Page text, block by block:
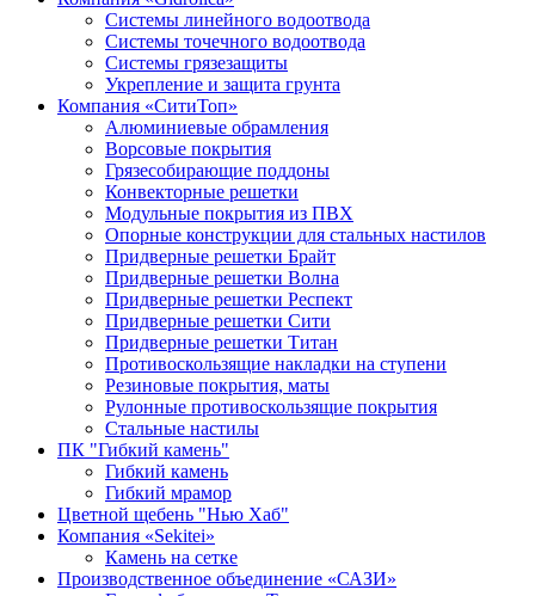
Системы линейного водоотвода
Системы точечного водоотвода
Системы грязезащиты
Укрепление и защита грунта
Компания «СитиТоп»
Алюминиевые обрамления
Ворсовые покрытия
Грязесобирающие поддоны
Конвекторные решетки
Модульные покрытия из ПВХ
Опорные конструкции для стальных настилов
Придверные решетки Брайт
Придверные решетки Волна
Придверные решетки Респект
Придверные решетки Сити
Придверные решетки Титан
Противоскользящие накладки на ступени
Резиновые покрытия, маты
Рулонные противоскользящие покрытия
Стальные настилы
ПК "Гибкий камень"
Гибкий камень
Гибкий мрамор
Цветной щебень "Нью Хаб"
Компания «Sekitei»
Камень на сетке
Производственное объединение «САЗИ»